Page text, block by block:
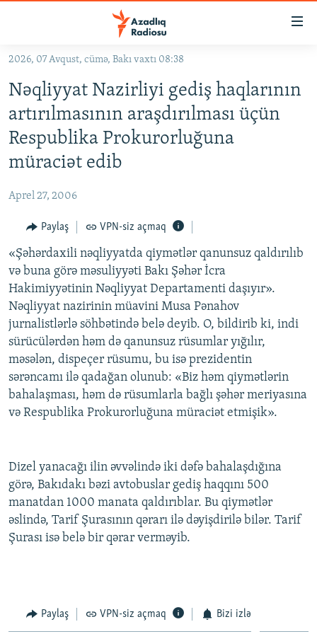
Əsas
qayıt
Əsas
naviqasiyaya
qayıt
Axtarışa
#İZAHLA
KORRUPSIOMETR
#ƏSLINDƏ
QANUNI DOĞRU
ARAŞDIRMA
MULTIMEDIA
FOTOQALEREYA
İNFOQRAFIKA
KARIKATURA
RADIO ARXIV
OXU ZALI
AZƏRBAYCAN ƏDƏBIYYATI KITABXANASI
İSLAM VƏ DEMOKRATIYA
İZ - MƏDƏNIYYƏT PROQRAMI
HAQQIMIZDA
MISSIYAMIZ
PEŞƏ ETIKASI VƏ JURNALISTIKA STANDARTLARIMIZ
MATERIALLARIMIZDAN ISTIFADƏ
AZADLIQRADIOSU MOBIL TELEFONUNUZDA
BIZI IZLƏ
RFE/RL-in bütün saytları
2026, 07 Avqust, cümə, Bakı vaxtı 08:38
Nəqliyyat Nazirliyi gediş haqlarının
artırılmasının araşdırılması üçün
Respublika Prokurorluğuna
müraciət edib
Aprel 27, 2006
Paylaş VPN-siz açmaq
«Şəhərdaxili nəqliyyatda qiymətlər qanunsuz qaldırılıb
və buna görə məsuliyyəti Bakı Şəhər İcra
Hakimiyyətinin Nəqliyyat Departamenti daşıyır».
Nəqliyyat nazirinin müavini Musa Pənahov
jurnalistlərlə söhbətində belə deyib. O, bildirib ki, indi
sürücülərdən həm də qanunsuz rüsumlar yığılır,
məsələn, dispeçer rüsumu, bu isə prezidentin
sərəncamı ilə qadağan olunub: «Biz həm qiymətlərin
bahalaşması, həm də rüsumlarla bağlı şəhər meriyasına
və Respublika Prokurorluğuna müraciət etmişik».
Dizel yanacağı ilin əvvəlində iki dəfə bahalaşdığına
görə, Bakıdakı bəzi avtobuslar gediş haqqını 500
manatdan 1000 manata qaldırıblar. Bu qiymətlər
əslində, Tarif Şurasının qərarı ilə dəyişdirilə bilər. Tarif
Şurası isə belə bir qərar verməyib.
Paylaş VPN-siz açmaq Bizi izlə